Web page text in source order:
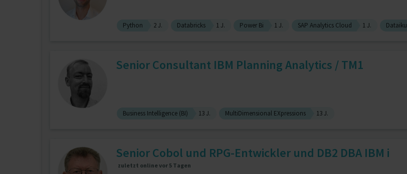
Python 2 J. Databricks 1 J. Power Bi 1 J. SAP Analytics Cloud 1 J. Dataiku
Senior Consultant IBM Planning Analytics / TM1
Business Intelligence (BI) 13 J. MultiDimensional EXpressions 13 J.
Senior Cobol und RPG-Entwickler und DB2 DBA IBM i
zuletzt online vor 5 Tagen